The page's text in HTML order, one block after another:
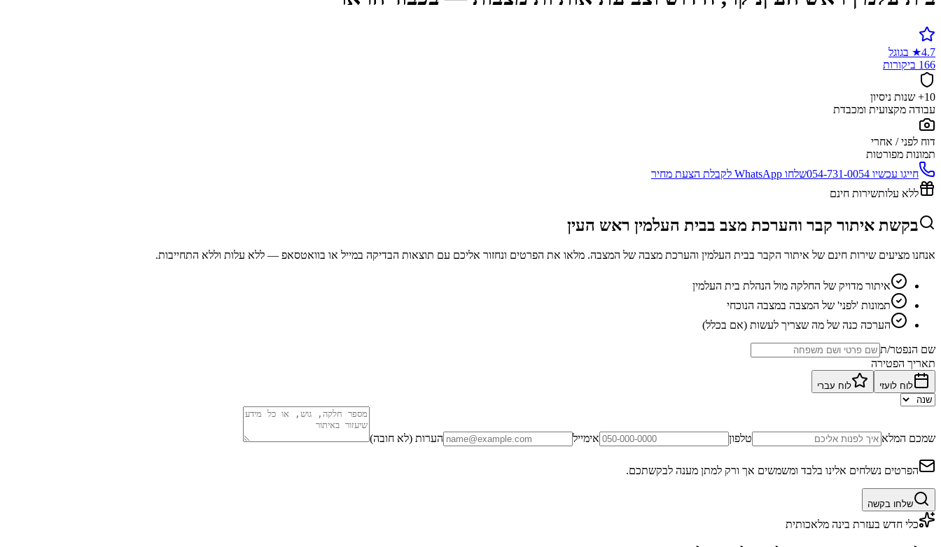
4.7
★ בגוגל
166 ביקורות
10+ שנות ניסיון
עבודה מקצועית ומכבדת
דוח לפני / אחרי
תמונות מפורטות
חייגו עכשיו 054-731-0054שלחו WhatsApp לקבלת הצעת מחיר
ללא עלותשירות חינם
בקשת איתור קבר והערכת מצב בבית העלמין ראש העין
אנחנו מציעים שירות חינם של איתור הקבר בבית העלמין והערכת מצבה של המצבה. מלאו את הפרטים ונחזור אליכם עם תוצאות הבדיקה במייל או בוואטסאפ — ללא עלות וללא התחייבות.
איתור מדויק של החלקה מול הנהלת בית העלמין
תמונות 'לפני' של המצבה במצבה הנוכחי
הערכה כנה של מה שצריך לעשות (אם בכלל)
שם הנפטר/ת
תאריך הפטירה
לוח לועזי לוח עברי
שמכם המלא טלפון אימייל הערות (לא חובה)
הפרטים נשלחים אלינו בלבד ומשמשים אך ורק למתן מענה לבקשתכם.
שלחו בקשה
כלי חדש בעזרת בינה מלאכותית